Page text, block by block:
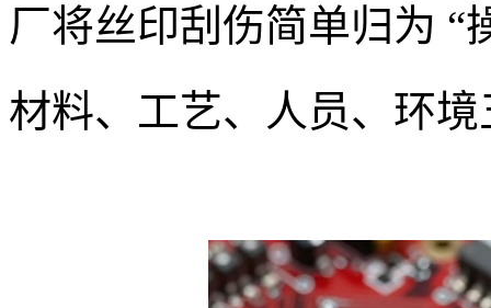
厂将丝印刮伤简单归为 “
材料、工艺、人员、环